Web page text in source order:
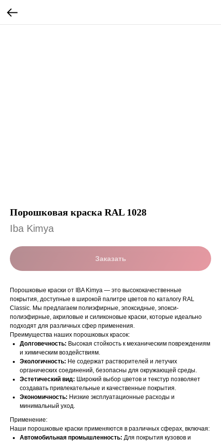
Порошковая краска RAL 1028
Iba Kimya
Заказать
Порошковые краски от IBA Kimya — это высококачественные
покрытия, доступные в широкой палитре цветов по каталогу RAL
Classic. Мы предлагаем полиэфирные, эпоксидные, эпокси-
полиэфирные, акриловые и силиконовые краски, которые идеально
подходят для различных сфер применения.
Преимущества наших порошковых красок:
Долговечность: Высокая стойкость к механическим повреждениям
и химическим воздействиям.
Экологичность: Не содержат растворителей и летучих
органических соединений, безопасны для окружающей среды.
Эстетический вид: Широкий выбор цветов и текстур позволяет
создавать привлекательные и качественные покрытия.
Экономичность: Низкие эксплуатационные расходы и
минимальный уход.
Применение:
Наши порошковые краски применяются в различных сферах, включая:
Автомобильная промышленность: Для покрытия кузовов и